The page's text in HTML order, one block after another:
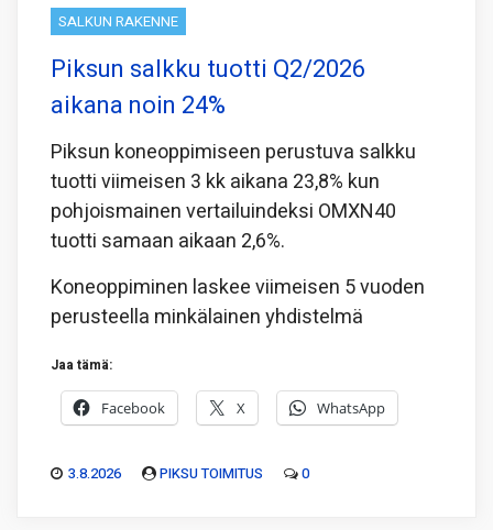
SALKUN RAKENNE
Piksun salkku tuotti Q2/2026
aikana noin 24%
Piksun koneoppimiseen perustuva salkku
tuotti viimeisen 3 kk aikana 23,8% kun
pohjoismainen vertailuindeksi OMXN40
tuotti samaan aikaan 2,6%.
Koneoppiminen laskee viimeisen 5 vuoden
perusteella minkälainen yhdistelmä
Jaa tämä:
Facebook X WhatsApp
3.8.2026 PIKSU TOIMITUS 0